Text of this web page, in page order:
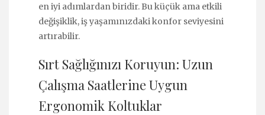
en iyi adımlardan biridir. Bu küçük ama etkili
değişiklik, iş yaşamınızdaki konfor seviyesini
artırabilir.
Sırt Sağlığınızı Koruyun: Uzun
Çalışma Saatlerine Uygun
Ergonomik Koltuklar